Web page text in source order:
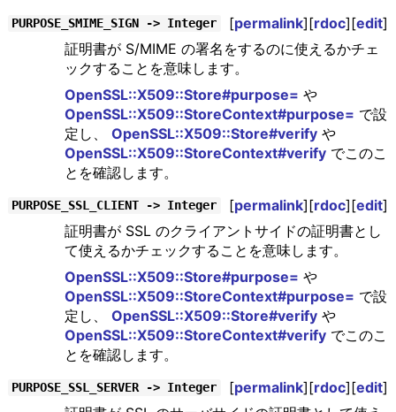
PURPOSE_SMIME_SIGN -> Integer [permalink][rdoc][edit]
証明書が S/MIME の署名をするのに使えるかチェ
ックすることを意味します。
OpenSSL::X509::Store#purpose= や
OpenSSL::X509::StoreContext#purpose= で設
定し、 OpenSSL::X509::Store#verifyや
OpenSSL::X509::StoreContext#verifyでこのこ
とを確認します。
PURPOSE_SSL_CLIENT -> Integer [permalink][rdoc][edit]
証明書が SSL のクライアントサイドの証明書とし
て使えるかチェックすることを意味します。
OpenSSL::X509::Store#purpose= や
OpenSSL::X509::StoreContext#purpose= で設
定し、 OpenSSL::X509::Store#verifyや
OpenSSL::X509::StoreContext#verifyでこのこ
とを確認します。
PURPOSE_SSL_SERVER -> Integer [permalink][rdoc][edit]